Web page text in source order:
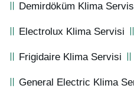
Demirdöküm Klima
Electrolux Klima Servisi
Frigidaire Klima Servisi
General Electric Klima